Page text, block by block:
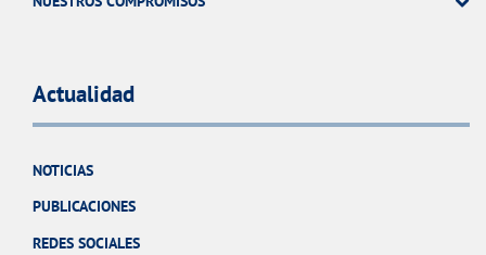
Actualidad
NOTICIAS
PUBLICACIONES
REDES SOCIALES